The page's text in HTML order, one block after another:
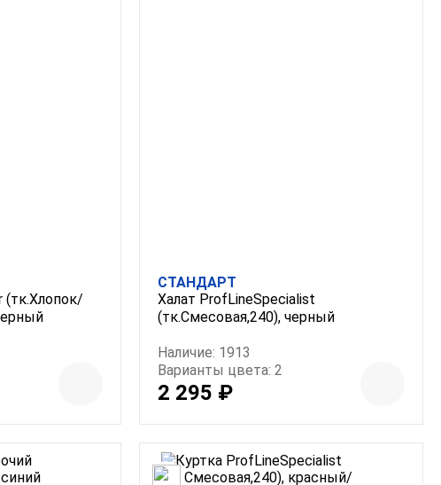
(тк.Хлопок/
СТАНДАРТ
Халат ProfLineSpecialist
(тк.Смесовая,240), черный
Наличие: 1913
Варианты цвета: 2
2 295 ₽